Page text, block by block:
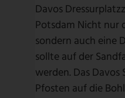
Davos
Potsdam Nicht nur
sondern auch eine
sollte auf der
werden. Das
Pfosten auf die